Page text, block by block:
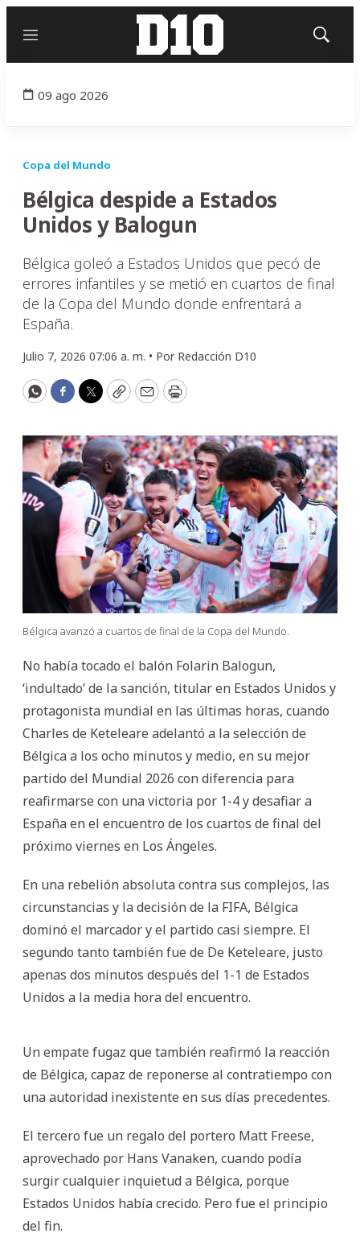
Menú
Mostrar
09 ago 2026
Copa del Mundo
Bélgica despide a Estados
Unidos y Balogun
Bélgica goleó a Estados Unidos que pecó de
errores infantiles y se metió en cuartos de final
de la Copa del Mundo donde enfrentará a
España.
Julio 7, 2026 07:06 a. m. • Por Redacción D10
WhatsApp
Facebook
Twitter
CopyEmailPrint
Bélgica avanzó a cuartos de final de la Copa del Mundo.
No había tocado el balón Folarin Balogun,
‘indultado’ de la sanción, titular en Estados Unidos y
protagonista mundial en las últimas horas, cuando
Charles de Keteleare adelantó a la selección de
Bélgica a los ocho minutos y medio, en su mejor
partido del Mundial 2026 con diferencia para
reafirmarse con una victoria por 1-4 y desafiar a
España en el encuentro de los cuartos de final del
próximo viernes en Los Ángeles.
En una rebelión absoluta contra sus complejos, las
circunstancias y la decisión de la FIFA, Bélgica
dominó el marcador y el partido casi siempre. El
segundo tanto también fue de De Keteleare, justo
apenas dos minutos después del 1-1 de Estados
Unidos a la media hora del encuentro.
Un empate fugaz que también reafirmó la reacción
de Bélgica, capaz de reponerse al contratiempo con
una autoridad inexistente en sus días precedentes.
El tercero fue un regalo del portero Matt Freese,
aprovechado por Hans Vanaken, cuando podía
surgir cualquier inquietud a Bélgica, porque
Estados Unidos había crecido. Pero fue el principio
del fin.